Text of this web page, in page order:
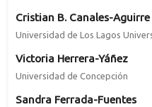
Cristian B. Canales-Aguirre
Universidad de Los Lagos
Victoria Herrera-Yáñez
Universidad de Concepción
Sandra Ferrada-Fuentes